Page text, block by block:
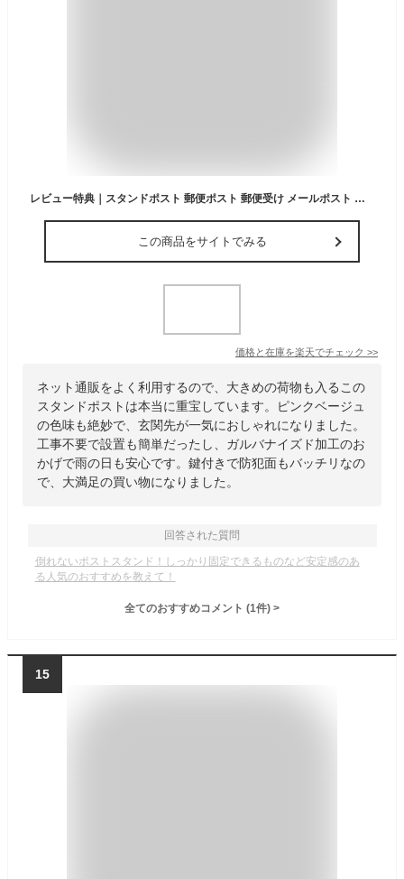
レビュー特典｜スタンドポスト 郵便ポスト 郵便受け メールポスト メール便対応 大型 大きめ投函口 大容量 鍵付き 置き配対応 デリバリー 錆びにくい ガルバナイズド加工 一戸建て用 置き型 工事不要 シンプル おしゃれ ピンクベージュ ブルーグレー Orlaオーラ[t]
この商品をサイトでみる
価格と在庫を楽天でチェック >>
ネット通販をよく利用するので、大きめの荷物も入るこの
スタンドポストは本当に重宝しています。ピンクベージュ
の色味も絶妙で、玄関先が一気におしゃれになりました。
工事不要で設置も簡単だったし、ガルバナイズド加工のお
かげで雨の日も安心です。鍵付きで防犯面もバッチリなの
で、大満足の買い物になりました。
回答された質問
倒れないポストスタンド！しっかり固定できるものなど安定感のあ
る人気のおすすめを教えて！
全てのおすすめコメント (1件) >
15